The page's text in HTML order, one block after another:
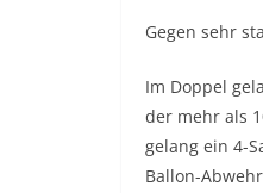
Gegen sehr
Im Doppel
der mehr als
gelang ein 4-
Ballon-